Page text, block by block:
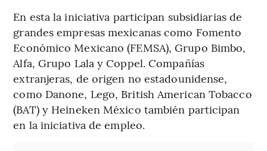
En esta la iniciativa participan subsidiarias de
grandes empresas mexicanas como Fomento
Económico Mexicano (FEMSA), Grupo Bimbo,
Alfa, Grupo Lala y Coppel. Compañías
extranjeras, de origen no estadounidense,
como Danone, Lego, British American Tobacco
(BAT) y Heineken México también participan
en la iniciativa de empleo.